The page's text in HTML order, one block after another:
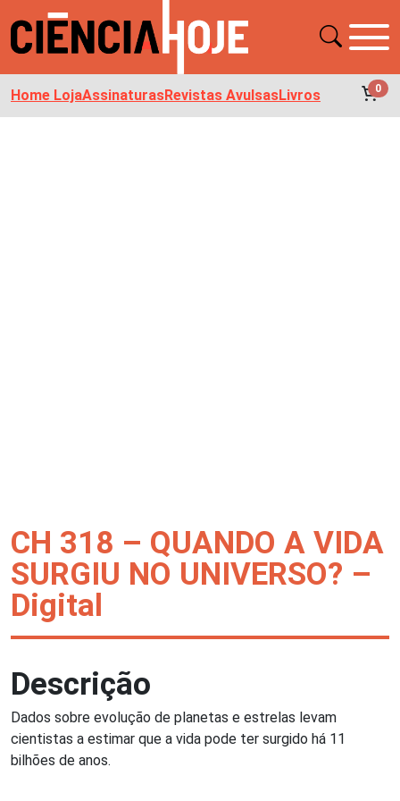
Home LojaAssinaturasRevistas AvulsasLivros 0
CH 318 – QUANDO A VIDA
SURGIU NO UNIVERSO? –
Digital
Descrição
Dados sobre evolução de planetas e estrelas levam
cientistas a estimar que a vida pode ter surgido há 11
bilhões de anos.